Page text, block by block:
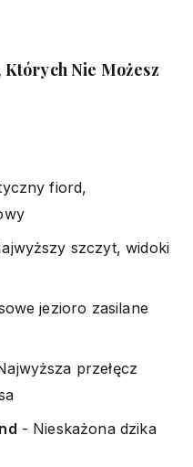
Nie Możesz
fiord,
szczyt, widoki
jezioro zasilane
przełęcz
- Nieskażona dzika